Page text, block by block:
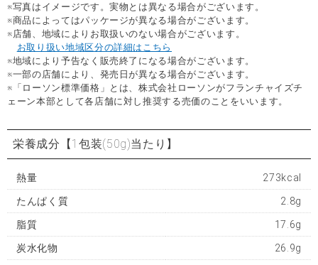
※写真はイメージです。実物とは異なる場合がございます。
※商品によってはパッケージが異なる場合がございます。
※店舗、地域によりお取扱いのない場合がございます。
お取り扱い地域区分の詳細はこちら
※地域により予告なく販売終了になる場合がございます。
※一部の店舗により、発売日が異なる場合がございます。
※「ローソン標準価格」とは、株式会社ローソンがフランチャイズチ
ェーン本部として各店舗に対し推奨する売価のことをいいます。
栄養成分 【1包装(50g)当たり】
熱量 273kcal
たんぱく質 2.8g
脂質 17.6g
炭水化物 26.9g